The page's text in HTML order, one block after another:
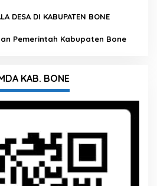
DESA DI KABUPATEN BONE
Pemerintah Kabupaten Bone
KAB. BONE